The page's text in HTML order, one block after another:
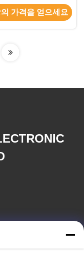
계 스텝 모터
가격을 얻으세요